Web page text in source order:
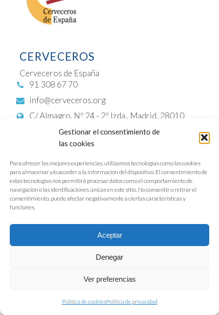
Gestionar el consentimiento de
las cookies
Para ofrecer las mejores experiencias, utilizamos tecnologías como las cookies
para almacenar y/o acceder a la información del dispositivo. El consentimiento de
estas tecnologías nos permitirá procesar datos como el comportamiento de
navegación o las identificaciones únicas en este sitio. No consentir o retirar el
consentimiento, puede afectar negativamente a ciertas características y
funciones.
Aceptar
Denegar
Ver preferencias
Política de cookiesPolítica de privacidad
CERVECEROS
Cerveceros de España
91 308 67 70
info@cerveceros.org
C/ Almagro, Nº 24 - 2º Izda., Madrid, 28010
AVIANZA
Española de Carne Avícola
C/ Diego de León, Nº 33 - 4º Dcha., MADRID,